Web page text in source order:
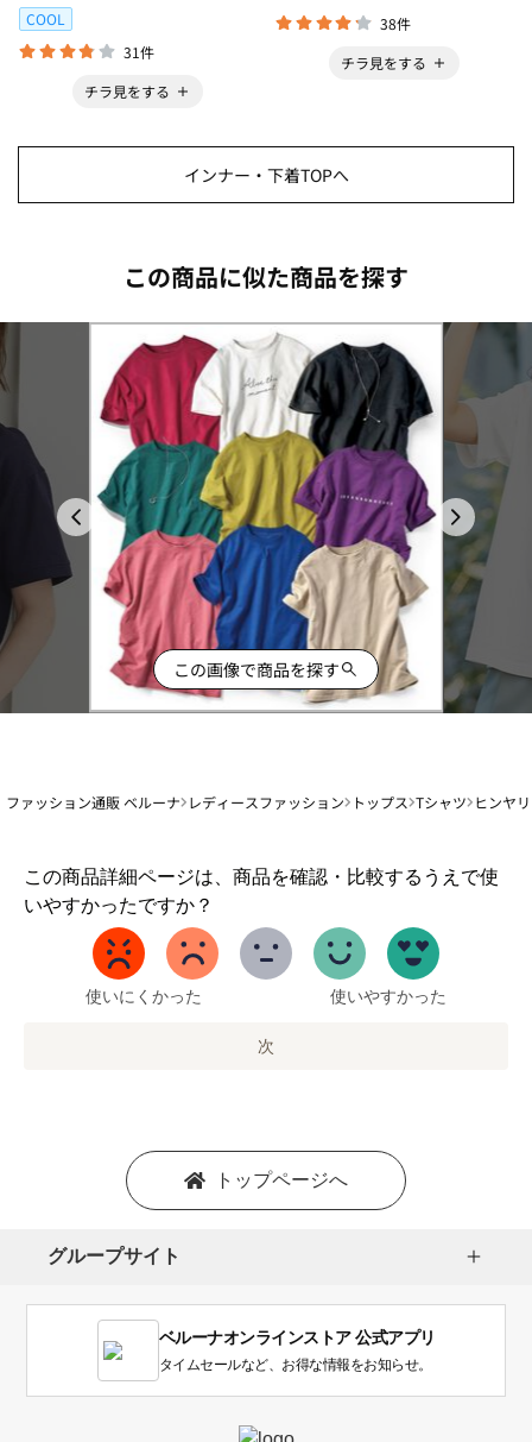
COOL
31件
チラ見をする
38件
チラ見をする
インナー・下着TOPへ
この商品に似た商品を探す
この画像で商品を探す
ファッション通販 ベルーナ レディースファッション トップス Tシャツ ヒンヤ
この商品詳細ページは、商品を確認・比較するうえで使
いやすかったですか？
1
か
い
使いにくかった 使いやすかった
次
トップページへ
グループサイト
ベルーナオンラインストア 公式アプリ
タイムセールなど、お得な情報をお知らせ。